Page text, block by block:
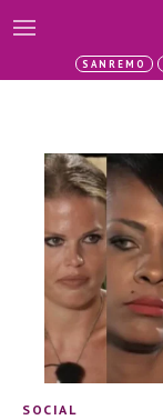
SANREMO
SOCIAL